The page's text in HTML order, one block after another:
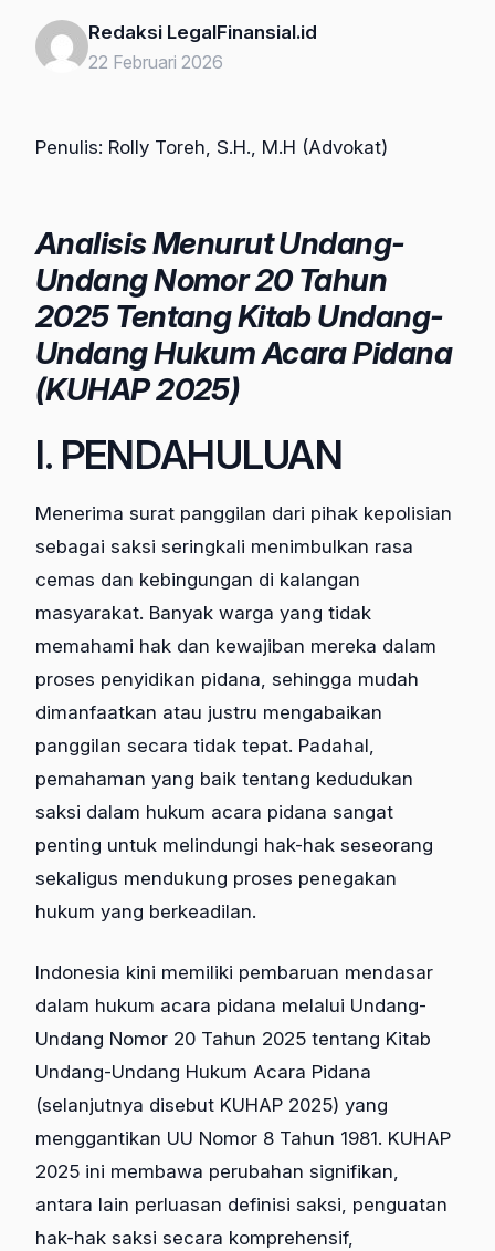
Redaksi LegalFinansial.id
22 Februari 2026
Penulis: Rolly Toreh, S.H., M.H (Advokat)
Analisis Menurut Undang-
Undang Nomor 20 Tahun
2025 Tentang Kitab Undang-
Undang Hukum Acara Pidana
(KUHAP 2025)
I. PENDAHULUAN
Menerima surat panggilan dari pihak kepolisian
sebagai saksi seringkali menimbulkan rasa
cemas dan kebingungan di kalangan
masyarakat. Banyak warga yang tidak
memahami hak dan kewajiban mereka dalam
proses penyidikan pidana, sehingga mudah
dimanfaatkan atau justru mengabaikan
panggilan secara tidak tepat. Padahal,
pemahaman yang baik tentang kedudukan
saksi dalam hukum acara pidana sangat
penting untuk melindungi hak-hak seseorang
sekaligus mendukung proses penegakan
hukum yang berkeadilan.
Indonesia kini memiliki pembaruan mendasar
dalam hukum acara pidana melalui Undang-
Undang Nomor 20 Tahun 2025 tentang Kitab
Undang-Undang Hukum Acara Pidana
(selanjutnya disebut KUHAP 2025) yang
menggantikan UU Nomor 8 Tahun 1981. KUHAP
2025 ini membawa perubahan signifikan,
antara lain perluasan definisi saksi, penguatan
hak-hak saksi secara komprehensif,